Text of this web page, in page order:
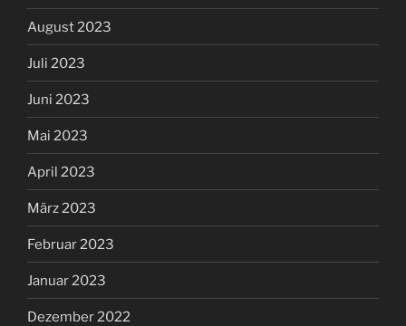
August 2023
Juli 2023
Juni 2023
Mai 2023
April 2023
März 2023
Februar 2023
Januar 2023
Dezember 2022